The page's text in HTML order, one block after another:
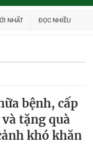
NHẤT ĐỌC NHIỀU
bệnh, cấp
tặng quà
khó khăn